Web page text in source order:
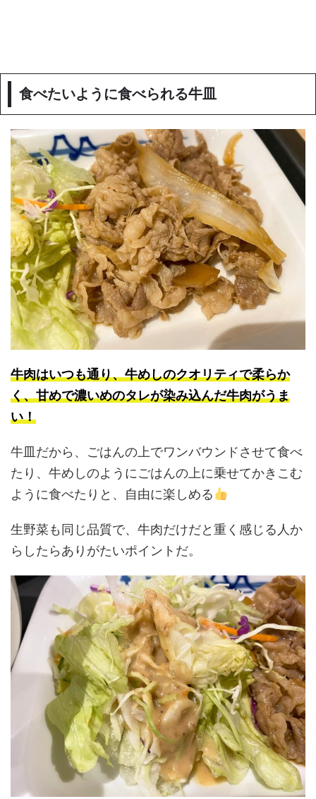
食べたいように食べられる牛皿
牛肉はいつも通り、牛めしのクオリティで柔らか
く、甘めで濃いめのタレが染み込んだ牛肉がうま
い！
牛皿だから、ごはんの上でワンバウンドさせて食べ
たり、牛めしのようにごはんの上に乗せてかきこむ
ように食べたりと、自由に楽しめる
生野菜も同じ品質で、牛肉だけだと重く感じる人か
らしたらありがたいポイントだ。